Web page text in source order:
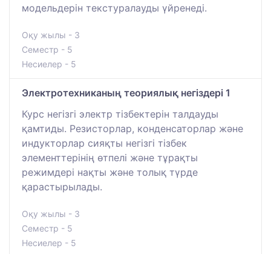
модельдерін текстуралауды үйренеді.
Оқу жылы - 3
Семестр - 5
Несиелер - 5
Электротехниканың теориялық негіздері 1
Курс негізгі электр тізбектерін талдауды
қамтиды. Резисторлар, конденсаторлар және
индукторлар сияқты негізгі тізбек
элементтерінің өтпелі және тұрақты
режимдері нақты және толық түрде
қарастырылады.
Оқу жылы - 3
Семестр - 5
Несиелер - 5